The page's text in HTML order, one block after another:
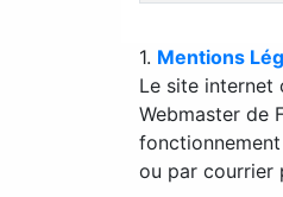
1. Mentions
Le site internet
Webmaster de
ou par courrier